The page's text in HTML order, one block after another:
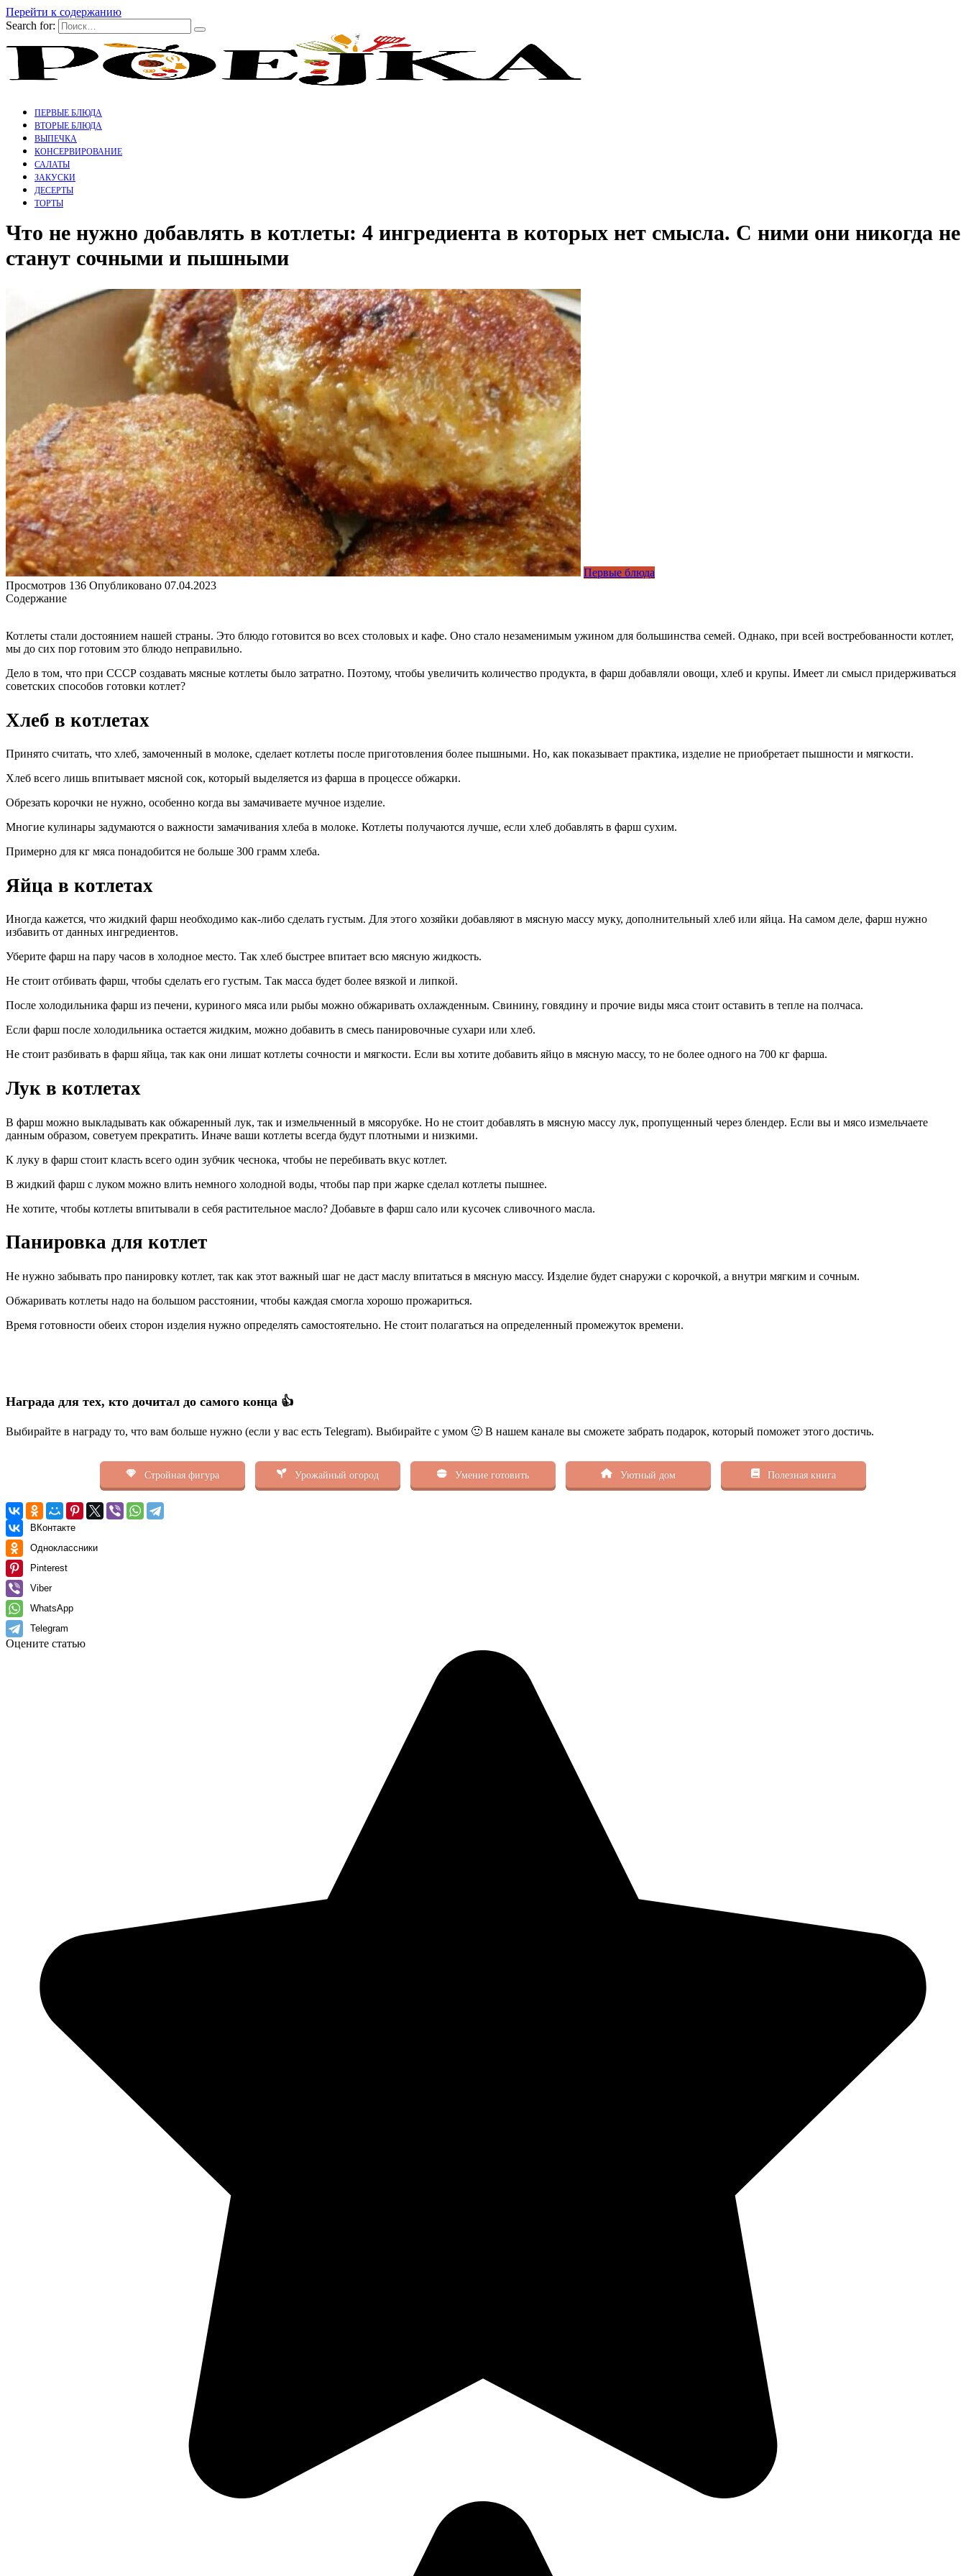
Перейти к содержанию
Search for:
ПЕРВЫЕ БЛЮДА
ВТОРЫЕ БЛЮДА
ВЫПЕЧКА
КОНСЕРВИРОВАНИЕ
САЛАТЫ
ЗАКУСКИ
ДЕСЕРТЫ
ТОРТЫ
Что не нужно добавлять в котлеты: 4 ингредиента в которых нет смысла. С ними они никогда не
станут сочными и пышными
Первые блюда
Просмотров 136 Опубликовано 07.04.2023
Содержание
Котлеты стали достоянием нашей страны. Это блюдо готовится во всех столовых и кафе. Оно стало незаменимым ужином для большинства семей. Однако, при всей востребованности котлет,
мы до сих пор готовим это блюдо неправильно.
Дело в том, что при СССР создавать мясные котлеты было затратно. Поэтому, чтобы увеличить количество продукта, в фарш добавляли овощи, хлеб и крупы. Имеет ли смысл придерживаться
советских способов готовки котлет?
Хлеб в котлетах
Принято считать, что хлеб, замоченный в молоке, сделает котлеты после приготовления более пышными. Но, как показывает практика, изделие не приобретает пышности и мягкости.
Хлеб всего лишь впитывает мясной сок, который выделяется из фарша в процессе обжарки.
Обрезать корочки не нужно, особенно когда вы замачиваете мучное изделие.
Многие кулинары задумаются о важности замачивания хлеба в молоке. Котлеты получаются лучше, если хлеб добавлять в фарш сухим.
Примерно для кг мяса понадобится не больше 300 грамм хлеба.
Яйца в котлетах
Иногда кажется, что жидкий фарш необходимо как-либо сделать густым. Для этого хозяйки добавляют в мясную массу муку, дополнительный хлеб или яйца. На самом деле, фарш нужно
избавить от данных ингредиентов.
Уберите фарш на пару часов в холодное место. Так хлеб быстрее впитает всю мясную жидкость.
Не стоит отбивать фарш, чтобы сделать его густым. Так масса будет более вязкой и липкой.
После холодильника фарш из печени, куриного мяса или рыбы можно обжаривать охлажденным. Свинину, говядину и прочие виды мяса стоит оставить в тепле на полчаса.
Если фарш после холодильника остается жидким, можно добавить в смесь панировочные сухари или хлеб.
Не стоит разбивать в фарш яйца, так как они лишат котлеты сочности и мягкости. Если вы хотите добавить яйцо в мясную массу, то не более одного на 700 кг фарша.
Лук в котлетах
В фарш можно выкладывать как обжаренный лук, так и измельченный в мясорубке. Но не стоит добавлять в мясную массу лук, пропущенный через блендер. Если вы и мясо измельчаете
данным образом, советуем прекратить. Иначе ваши котлеты всегда будут плотными и низкими.
К луку в фарш стоит класть всего один зубчик чеснока, чтобы не перебивать вкус котлет.
В жидкий фарш с луком можно влить немного холодной воды, чтобы пар при жарке сделал котлеты пышнее.
Не хотите, чтобы котлеты впитывали в себя растительное масло? Добавьте в фарш сало или кусочек сливочного масла.
Панировка для котлет
Не нужно забывать про панировку котлет, так как этот важный шаг не даст маслу впитаться в мясную массу. Изделие будет снаружи с корочкой, а внутри мягким и сочным.
Обжаривать котлеты надо на большом расстоянии, чтобы каждая смогла хорошо прожариться.
Время готовности обеих сторон изделия нужно определять самостоятельно. Не стоит полагаться на определенный промежуток времени.
Награда для тех, кто дочитал до самого конца 👍
Выбирайте в награду то, что вам больше нужно (если у вас есть Telegram). Выбирайте с умом 🙂 В нашем канале вы сможете забрать подарок, который поможет этого достичь.
Стройная фигура Урожайный огород Умение готовить Уютный дом Полезная книга
ВКонтакте
Одноклассники
Pinterest
Viber
WhatsApp
Telegram
Оцените статью